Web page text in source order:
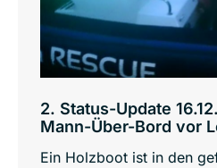
2. Status-Update
Mann-Über-Bord vor
Ein Holzboot ist in den